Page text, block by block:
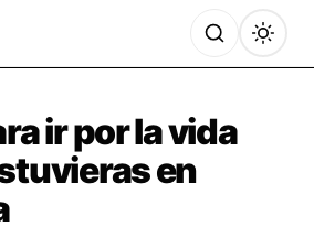
ir por la vida
en